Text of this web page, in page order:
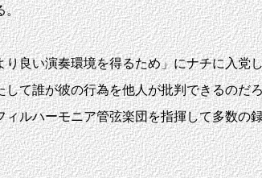
。
い演奏環境を得るため」にナチに入党
て誰が彼の行為を他人が批判できるのだ
ハーモニア管弦楽団を指揮して多数の